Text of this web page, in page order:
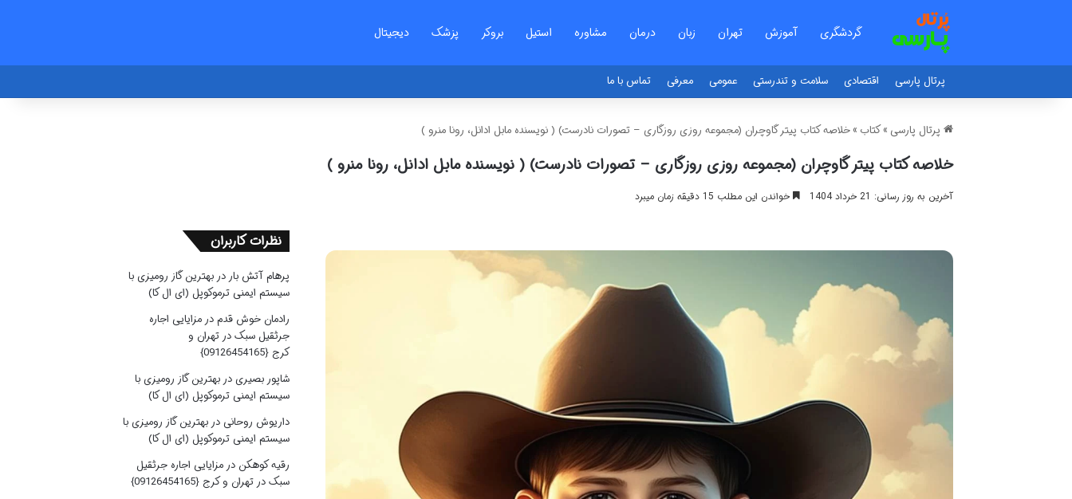
گردشگری آموزش تهران زبان درمان مشاوره استیل بروکر پزشک دیجیتال
پرتال پارسی اقتصادی سلامت و تندرستی عمومی معرفی تماس با ما
پرتال پارسی » کتاب » خلاصه کتاب پیتر گاوچران (مجموعه روزی روزگاری – تصورات نادرست) ( نویسنده مابل ادانل، رونا منرو )
خلاصه کتاب پیتر گاوچران (مجموعه روزی روزگاری – تصورات نادرست) ( نویسنده مابل ادانل، رونا منرو )
آخرین به روز رسانی: 21 خرداد 1404 خواندن این مطلب 15 دقیقه زمان میبرد
نظرات کاربران
پرهام آتش بار در بهترین گاز رومیزی با
سیستم ایمنی ترموکوپل (ای ال کا)
رادمان خوش قدمدر مزایایی اجاره
جرثقیل سبک در تهران و
کرج {09126454165}
شاپور بصیریدر بهترین گاز رومیزی با
سیستم ایمنی ترموکوپل (ای ال کا)
داریوش روحانی در بهترین گاز رومیزی با
سیستم ایمنی ترموکوپل (ای ال کا)
رقیه کوهکن در مزایایی اجاره جرثقیل
سبک در تهران و کرج {09126454165}